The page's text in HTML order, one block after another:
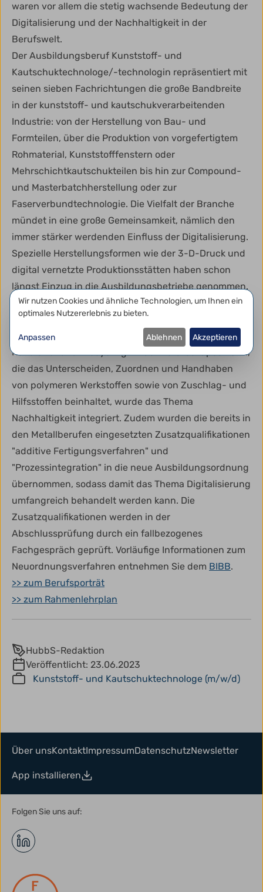
waren vor allem die stetig wachsende Bedeutung der
Digitalisierung und der Nachhaltigkeit in der
Berufswelt.
Der Ausbildungsberuf Kunststoff- und
Kautschuktechnologe/-technologin repräsentiert mit
seinen sieben Fachrichtungen die große Bandbreite
in der kunststoff- und kautschukverarbeitenden
Industrie: von der Herstellung von Bau- und
Formteilen, über die Produktion von vorgefertigtem
Rohmaterial, Kunststofffenstern oder
Mehrschichtkautschukteilen bis hin zur Compound-
und Masterbatchherstellung oder zur
Faserverbundtechnologie. Die Vielfalt der Branche
mündet in eine große Gemeinsamkeit, nämlich den
immer stärker werdenden Einfluss der Digitalisierung.
Spezielle Herstellungsformen wie der 3-D-Druck und
digital vernetzte Produktionsstätten haben schon
längst Einzug in die Ausbildungsbetriebe genommen.
Ebenfalls im Alltag vieler Firmen präsent ist das
Thema der Nachhaltigkeit.
Durch die Ergänzung der Themen "nachwachsende
Rohstoffe" und "Recycling“ in der Berufsbildposition 1,
die das Unterscheiden, Zuordnen und Handhaben
von polymeren Werkstoffen sowie von Zuschlag- und
Hilfsstoffen beinhaltet, wurde das Thema
Nachhaltigkeit integriert. Zudem wurden die bereits in
den Metallberufen eingesetzten Zusatzqualifikationen
"additive Fertigungsverfahren" und
"Prozessintegration" in die neue Ausbildungsordnung
übernommen, sodass damit das Thema Digitalisierung
umfangreich behandelt werden kann. Die
Zusatzqualifikationen werden in der
Abschlussprüfung durch ein fallbezogenes
Fachgespräch geprüft. Vorläufige Informationen zum
Neuordnungsverfahren entnehmen Sie dem BIBB.
>> zum Berufsporträt
>> zum Rahmenlehrplan
HubbS-Redaktion
Veröffentlicht: 23.06.2023
Kunststoff- und Kautschuktechnologe (m/w/d)
Über unsKontaktImpressumDatenschutzNewsletter
App installieren
Folgen Sie uns auf:
Datenschutzeinstellungen
Wir nutzen Cookies und ähnliche Technologien, um Ihnen ein
optimales Nutzererlebnis zu bieten.
Anpassen Ablehnen Akzeptieren